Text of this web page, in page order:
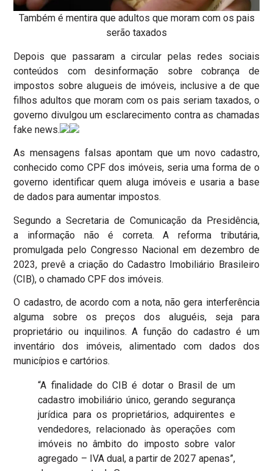
Também é mentira que adultos que moram com os pais
serão taxados
Depois que passaram a circular pelas redes sociais
conteúdos com desinformação sobre cobrança de
impostos sobre alugueis de imóveis, inclusive a de que
filhos adultos que moram com os pais seriam taxados, o
governo divulgou um esclarecimento contra as chamadas
fake news.
As mensagens falsas apontam que um novo cadastro,
conhecido como CPF dos imóveis, seria uma forma de o
governo identificar quem aluga imóveis e usaria a base
de dados para aumentar impostos.
Segundo a Secretaria de Comunicação da Presidência,
a informação não é correta. A reforma tributária,
promulgada pelo Congresso Nacional em dezembro de
2023, prevê a criação do Cadastro Imobiliário Brasileiro
(CIB), o chamado CPF dos imóveis.
O cadastro, de acordo com a nota, não gera interferência
alguma sobre os preços dos aluguéis, seja para
proprietário ou inquilinos. A função do cadastro é um
inventário dos imóveis, alimentado com dados dos
municípios e cartórios.
“A finalidade do CIB é dotar o Brasil de um
cadastro imobiliário único, gerando segurança
jurídica para os proprietários, adquirentes e
vendedores, relacionado às operações com
imóveis no âmbito do imposto sobre valor
agregado – IVA dual, a partir de 2027 apenas”,